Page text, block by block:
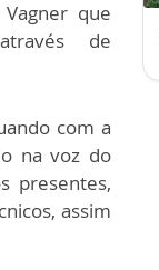
que
de
com a
na voz do
presentes,
assim